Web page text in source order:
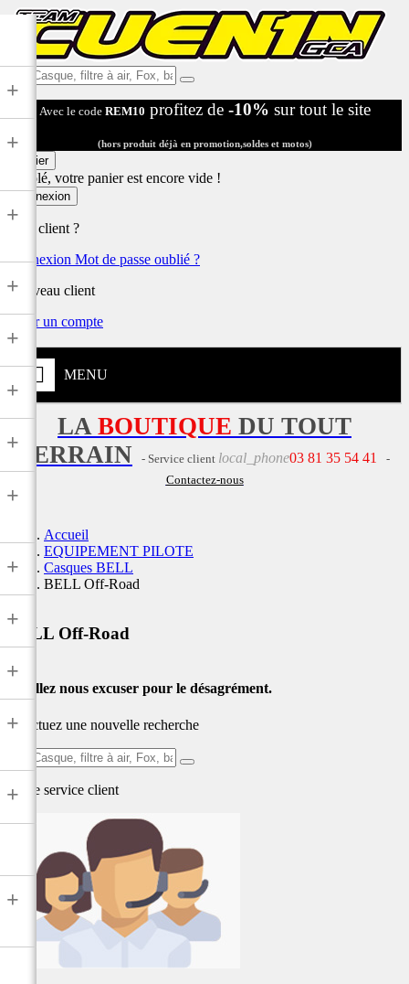
Ex:
Casque,
filtre
air,
Fox,
...
Avec le code REM10 profitez de -10% sur tout le site
(hors produit déjà en promotion,soldes et motos)
Panier
Désolé, votre panier est encore vide !
Connexion
Déjà client ?
Connexion Mot de passe oublié ?
Nouveau client
Créer un compte
MENU
+
+
+
+
+
+
+
+
+
+
+
+
+
+
LA BOUTIQUE DU TOUT
TERRAIN
- Service client local_phone03 81 35 54 41
-
Contactez-nous
Accueil
EQUIPEMENT PILOTE
Casques BELL
BELL Off-Road
BELL Off-Road
Veuillez nous excuser pour le désagrément.
Effectuez une nouvelle recherche
Ex:
batterie
Notre service client